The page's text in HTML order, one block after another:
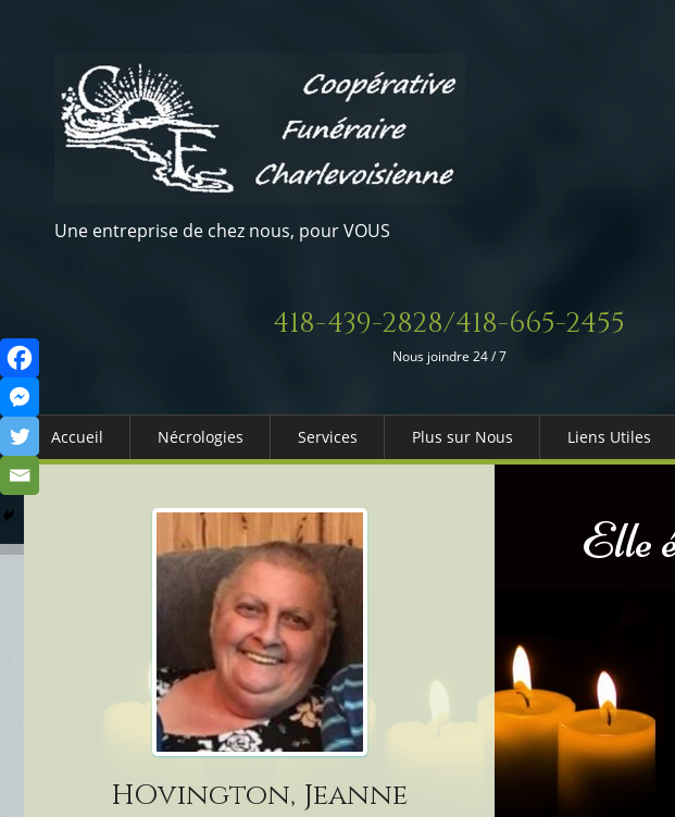
Une entreprise de chez nous, pour VOUS
418-439-2828/418-665-2455
Nous joindre 24 / 7
Accueil Nécrologies Services
Columbarium
Services Funéraires
Plus sur Nous Liens Utiles
Services
HOvington, Jeanne
Elle